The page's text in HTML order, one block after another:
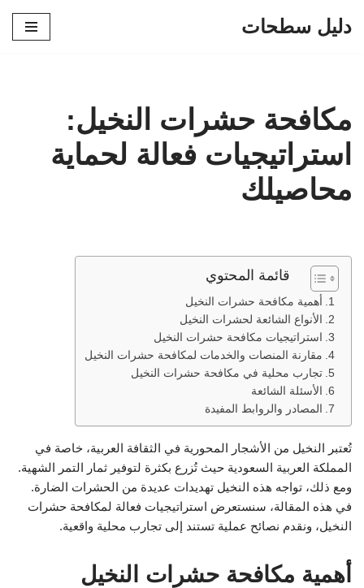
دليل سطحات
مكافحة حشرات النخيل:
استراتيجيات فعالة لحماية
محاصيلك
قائمة المحتوي
أهمية مكافحة حشرات النخيل
الأنواع الشائعة لحشرات النخيل
استراتيجيات مكافحة حشرات النخيل
مقارنة المنصات والخدمات لمكافحة حشرات النخيل
تجارب محلية في مكافحة حشرات النخيل
الأسئلة الشائعة
المصادر والروابط المفيدة
تُعتبر النخيل من الأشجار المحورية في الثقافة العربية، خاصة في
المملكة العربية السعودية حيث تُزرع بكثرة لتوفير ثمار التمر الشهية.
ومع ذلك، تواجه هذه النخيل تهديدات عديدة من الحشرات الضارة.
في هذه المقالة، سنستعرض استراتيجيات فعالة لمكافحة حشرات
النخيل، ونقدم نصائح عملية تستند إلى تجارب محلية واقعية.
أهمية مكافحة حشرات النخيل